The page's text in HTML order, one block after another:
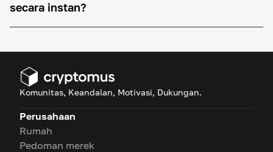
secara instan?
Komunitas, Keandalan, Motivasi, Dukungan.
Perusahaan
Rumah
Pedoman merek